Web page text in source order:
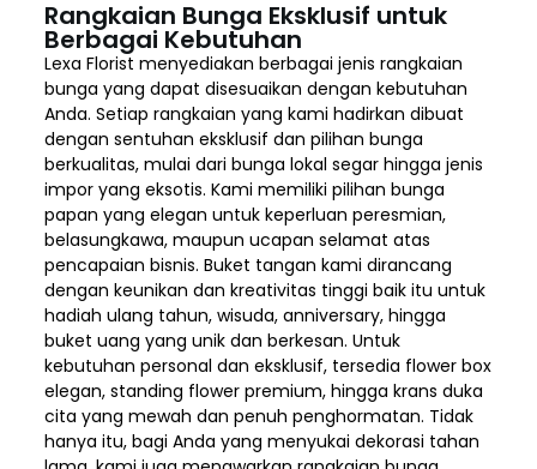
Rangkaian Bunga Eksklusif untuk
Berbagai Kebutuhan
Lexa Florist menyediakan berbagai jenis rangkaian
bunga yang dapat disesuaikan dengan kebutuhan
Anda. Setiap rangkaian yang kami hadirkan dibuat
dengan sentuhan eksklusif dan pilihan bunga
berkualitas, mulai dari bunga lokal segar hingga jenis
impor yang eksotis. Kami memiliki pilihan bunga
papan yang elegan untuk keperluan peresmian,
belasungkawa, maupun ucapan selamat atas
pencapaian bisnis. Buket tangan kami dirancang
dengan keunikan dan kreativitas tinggi baik itu untuk
hadiah ulang tahun, wisuda, anniversary, hingga
buket uang yang unik dan berkesan. Untuk
kebutuhan personal dan eksklusif, tersedia flower box
elegan, standing flower premium, hingga krans duka
cita yang mewah dan penuh penghormatan. Tidak
hanya itu, bagi Anda yang menyukai dekorasi tahan